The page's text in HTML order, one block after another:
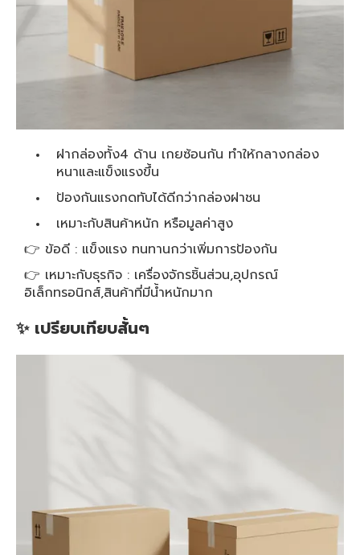
ฝากล่องทั้ง4 ด้าน เกยซ้อนกัน ทำให้กลางกล่อง
หนาและแข็งแรงขึ้น
ป้องกันแรงกดทับได้ดีกว่ากล่องฝาชน
เหมาะกับสินค้าหนัก หรือมูลค่าสูง
👉 ข้อดี : แข็งแรง ทนทานกว่าเพิ่มการป้องกัน
👉 เหมาะกับธุรกิจ : เครื่องจักรชิ้นส่วน,อุปกรณ์
อิเล็กทรอนิกส์,สินค้าที่มีน้ำหนักมาก
✨ เปรียบเทียบสั้นๆ